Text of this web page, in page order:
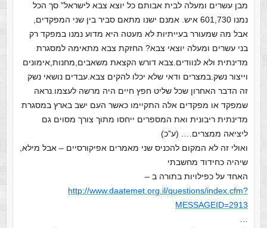
מבן עשרים ומעלה לבית אבותם כל יוצא צבא לישראל” סך הכל
נמנו 601,730 איש. אמנם ישנו מתאם סביר בין שני המפקדים,
אבל מה שמעורר בעייתיות לא מעטה היא מדוע נמנו במפקד רק
בני עשרים ומעלה יוצאי צבא? החזקת צבא מתאימה למסגרת
מדינתית ולא לנוודים.צבא דורש הקצאת משאבים,מחנות,אימונים
וייצור נשק.במצרים ודאי שלא יכלו להקים צבא.עבדים נושאי נשק
זה הדבר האחרון שכל שליט חפץ חיים היה מרשה לעצמו.נראה
שמפקד או מפקדים אלה התקיימו כאשר העם ישב בארץ במסגרת
מדינתית ריבונית ואת המספרים ייחסו מתוך צורך מסוים גם
ליציאה ממצרים…. (ע”כ)
ואולי זה לא המקום להכניס שני מאמרים אפיקורסיים – אבל מילא,
שיהיה כחידוד מחשבתי
האחד על כפילויות בתורה ב –
http://www.daatemet.org.il/questions/index.cfm?
MESSAGEID=2913